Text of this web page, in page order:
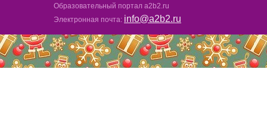
Образовательный портал a2b2.ru
Электронная почта: info@a2b2.ru